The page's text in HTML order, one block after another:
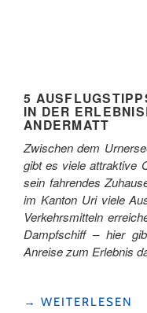
5
IN DER
ANDERMATT
Zwischen dem
gibt es viele attraktive
sein fahrendes
im Kanton Uri viele
Verkehrsmitteln
Dampfschiff – hier
Anreise zum Erlebnis
"LASS
→ WEITERLESEN